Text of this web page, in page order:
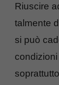
Riuscire
talmente
si può